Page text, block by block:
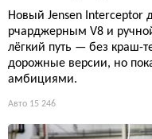
Новый Jensen Interceptor
рчарджерным V8 и
лёгкий путь — без краш-
дорожные версии, но
амбициями.
Авто 15 246